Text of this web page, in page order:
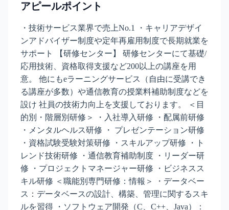
アピールポイント
・技術サービス業界で売上No.1 ・キャリアデザイ
ンアドバイザー制度や定年再雇用制度で長期就業を
サポート 【研修センター】 研修センターにて基礎/
応用技術、資格取得支援など200以上の講座を用
意。 他にもeラーニングサービス（自由に受講でき
る講座が多数）や通信教育の授業料補助制度などを
設け 社員の技術力向上を支援しております。 ＜目
的別・階層別研修＞ ・入社導入研修 ・配属前研修
・メンタルヘルス研修 ・ プレゼンテーション研修
・資格試験受験対策研修 ・スキルアップ研修 ・ト
レンド技術研修 ・通信教育補助制度 ・リーダー研
修 ・プロジェクトマネージャー研修 ・ビジネスス
キル研修 ＜職能別専門研修：情報＞ ・データベー
ス：データベースの設計、構築、管理に関するスキ
ルを習得 ・ソフトウェア開発（C、C++、Java）：